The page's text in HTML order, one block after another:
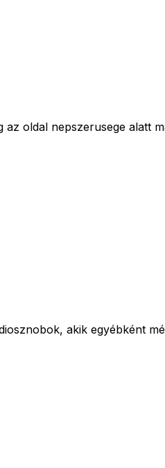
oldal nepszerusege alatt
akik egyébként